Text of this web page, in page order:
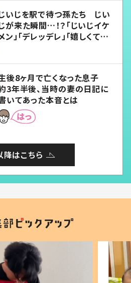
いじを駅で待つ孫たち じい
が来た瞬間…！？「じいじイケ
ン」「デレッデレ」「嬉しくて可
後8ヶ月で亡くなった息子
3年半後、当時の妻の日記に
いてあった本音とは
降はこちら